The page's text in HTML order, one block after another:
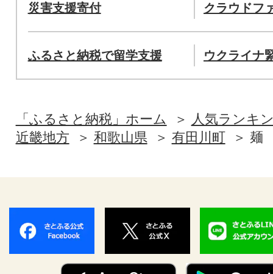
災害支援寄付 クラウドフ
ふるさと納税で留学支援 ウクライナ
「ふるさと納税」ホーム
人気ランキ
近畿地方
和歌山県 有田川町 麺